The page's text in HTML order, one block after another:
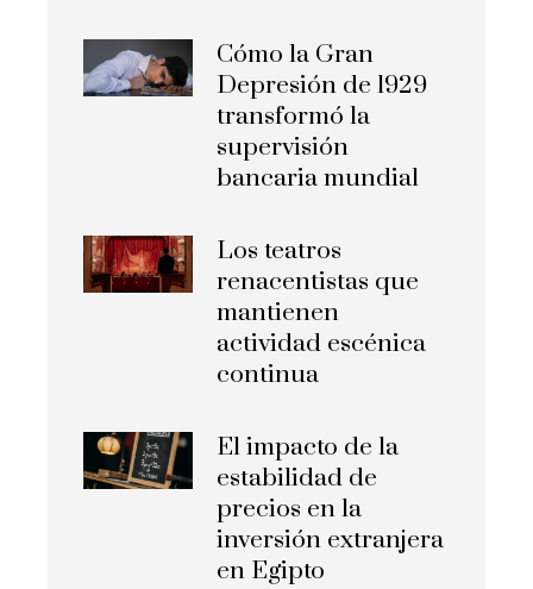
Cómo la Gran
Depresión de 1929
transformó la
supervisión
bancaria mundial
Los teatros
renacentistas que
mantienen
actividad escénica
continua
El impacto de la
estabilidad de
precios en la
inversión extranjera
en Egipto